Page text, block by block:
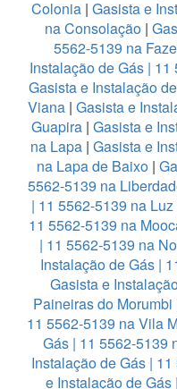
Colonia | Gasista e
na Consolação |
5562-5139 na
Instalação de Gás |
Gasista e Instalação
Viana | Gasista e
Guapira| Gasista e
na Lapa | Gasista e
na Lapa de Baixo |
5562-5139 na
| 11 5562-5139 na Luz
11 5562-5139 na
| 11 5562-5139 na
Instalação de Gás |
Gasista e
Paineiras do Morumbi
11 5562-5139 na Vila
Gás | 11 5562-5139
Instalação de Gás |
e Instalação de